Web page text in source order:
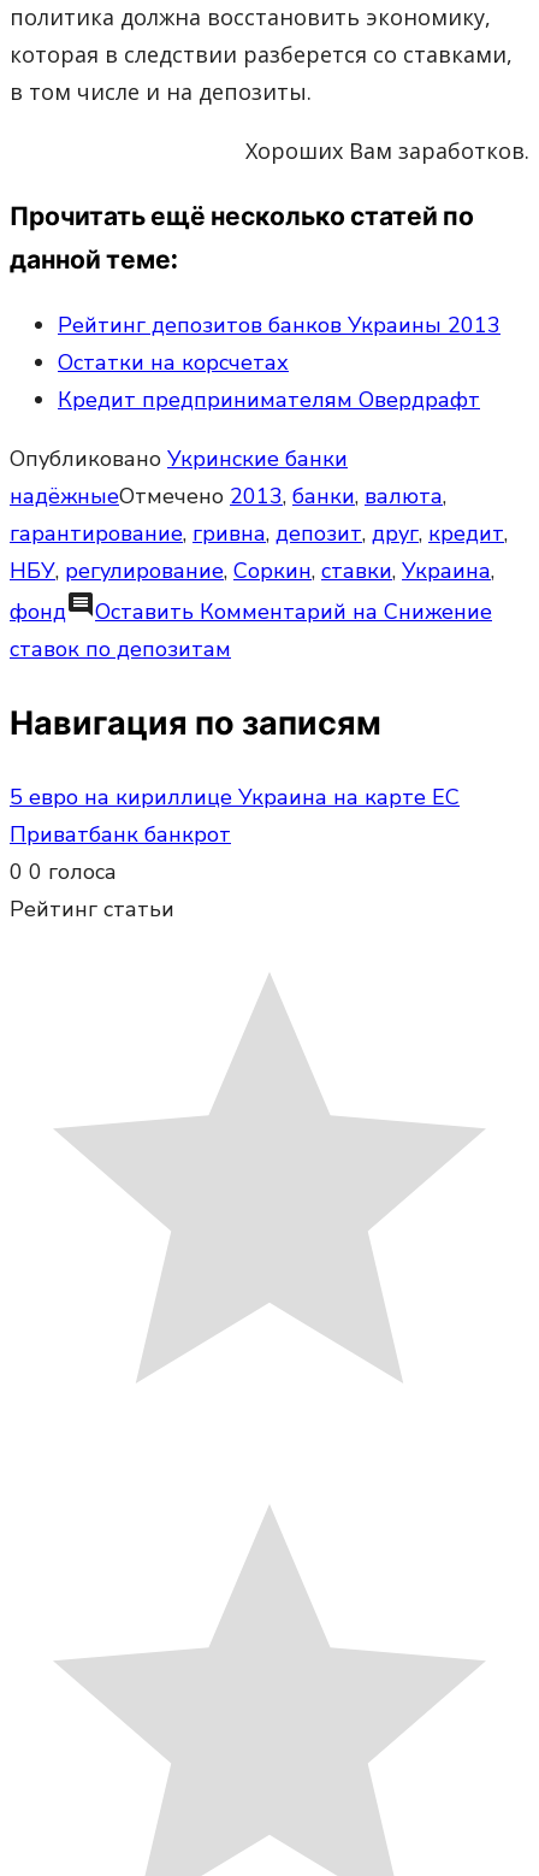
политика должна восстановить экономику,
которая в следствии разберется со ставками,
в том числе и на депозиты.
Хороших Вам заработков.
Прочитать ещё несколько статей по
данной теме:
Рейтинг депозитов банков Украины 2013
Остатки на корсчетах
Кредит предпринимателям Овердрафт
Опубликовано Укринские банки
надёжныеОтмечено 2013, банки, валюта,
гарантирование, гривна, депозит, друг, кредит,
НБУ, регулирование, Соркин, ставки, Украина,
фондcommentОставить Комментарий на Снижение
ставок по депозитам
Навигация по записям
5 евро на кириллице Украина на карте ЕС
Приватбанк банкрот
0 0 голоса
Рейтинг статьи